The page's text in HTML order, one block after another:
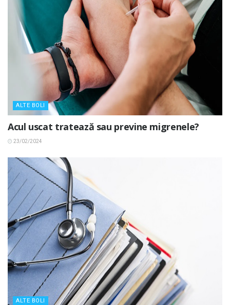
ALTE BOLI
Acul uscat tratează sau previne migrenele?
23/02/2024
ALTE BOLI